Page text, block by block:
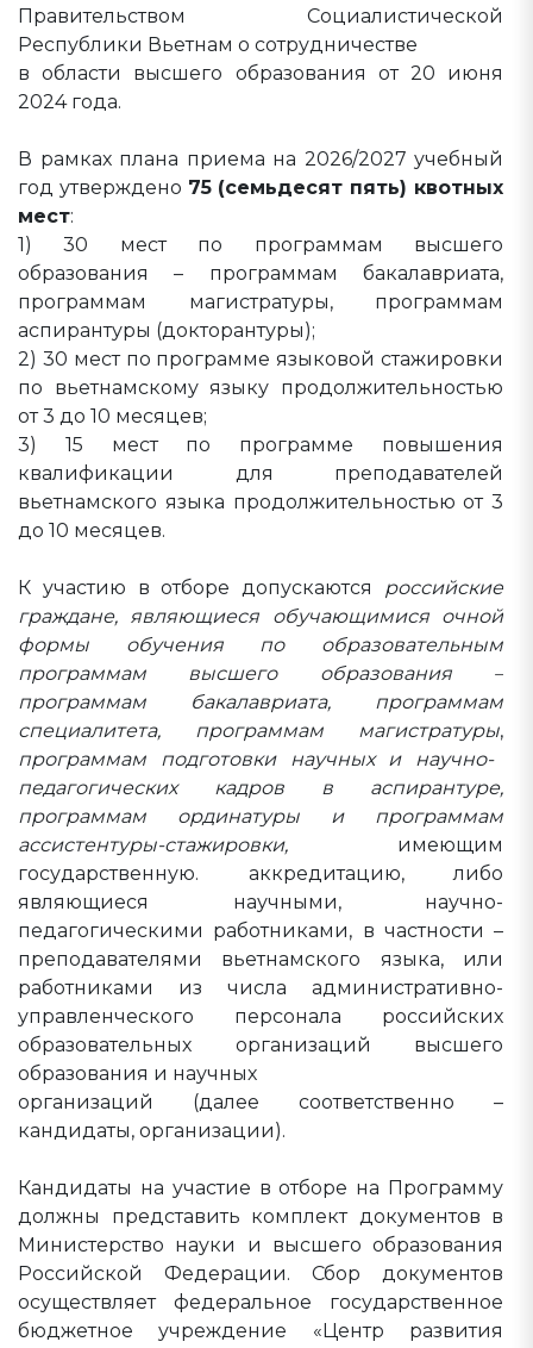
Правительством Социалистической
Республики Вьетнам о сотрудничестве
в области высшего образования от 20 июня
2024 года.
В рамках плана приема на 2026/2027 учебный
год утверждено 75 (семьдесят пять) квотных
мест:
1) 30 мест по программам высшего
образования – программам бакалавриата,
программам магистратуры, программам
аспирантуры (докторантуры);
2) 30 мест по программе языковой стажировки
по вьетнамскому языку продолжительностью
от 3 до 10 месяцев;
3) 15 мест по программе повышения
квалификации для преподавателей
вьетнамского языка продолжительностью от 3
до 10 месяцев.
К участию в отборе допускаются российские
граждане, являющиеся обучающимися очной
формы обучения по образовательным
программам высшего образования –
программам бакалавриата, программам
специалитета, программам магистратуры,
программам подготовки научных и научно-
педагогических кадров в аспирантуре,
программам ординатуры и программам
ассистентуры-стажировки, имеющим
государственную. аккредитацию, либо
являющиеся научными, научно-
педагогическими работниками, в частности –
преподавателями вьетнамского языка, или
работниками из числа административно-
управленческого персонала российских
образовательных организаций высшего
образования и научных
организаций (далее соответственно –
кандидаты, организации).
Кандидаты на участие в отборе на Программу
должны представить комплект документов в
Министерство науки и высшего образования
Российской Федерации. Сбор документов
осуществляет федеральное государственное
бюджетное учреждение «Центр развития